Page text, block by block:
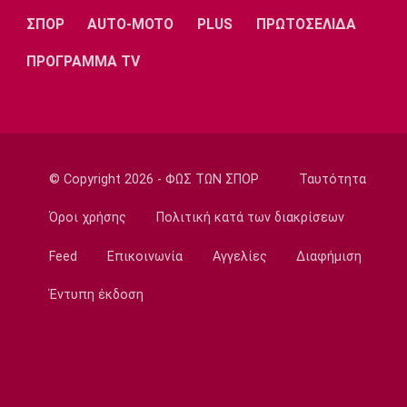
τώρα ήταν η κατάλληλη στιγμή με την
16:30
να πρωταγωνιστήσει»
Ποδόσφαιρο - Διεθνή
Απεβίωσε ο πατέρας του Μέσι
Ποδόσφαιρο - Διεθνή
ΣΠΟΡ AUTO-MOTO PLUS ΠΡΩΤΟΣΕΛΙΔΑ
ΠΡΟΓΡΑΜΜΑ TV
© Copyright 2026 - ΦΩΣ ΤΩΝ ΣΠΟΡ Ταυτότητα
Όροι χρήσης Πολιτική κατά των διακρίσεων
Feed Επικοινωνία Αγγελίες Διαφήμιση
Έντυπη έκδοση